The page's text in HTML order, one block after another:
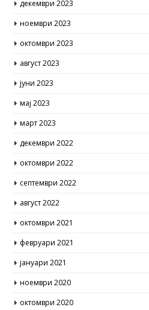
декември 2023
ноември 2023
октомври 2023
август 2023
јуни 2023
мај 2023
март 2023
декември 2022
октомври 2022
септември 2022
август 2022
октомври 2021
февруари 2021
јануари 2021
ноември 2020
октомври 2020